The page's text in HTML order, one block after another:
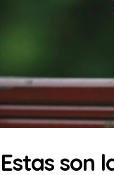
Estas son